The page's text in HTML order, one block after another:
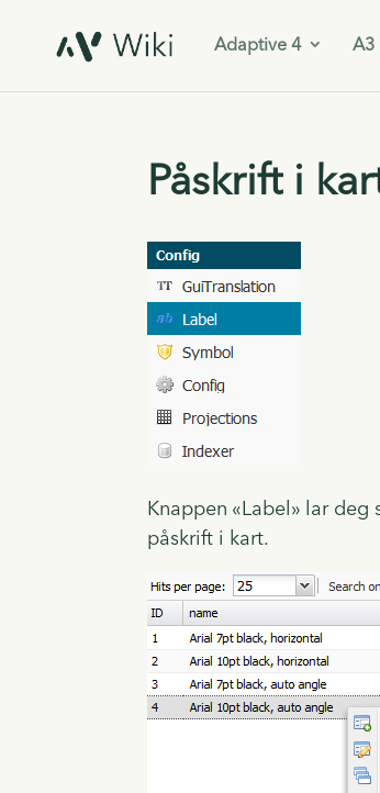
Adaptive 4 A3
Påskrift i
Knappen «Label» lar
påskrift i kart.